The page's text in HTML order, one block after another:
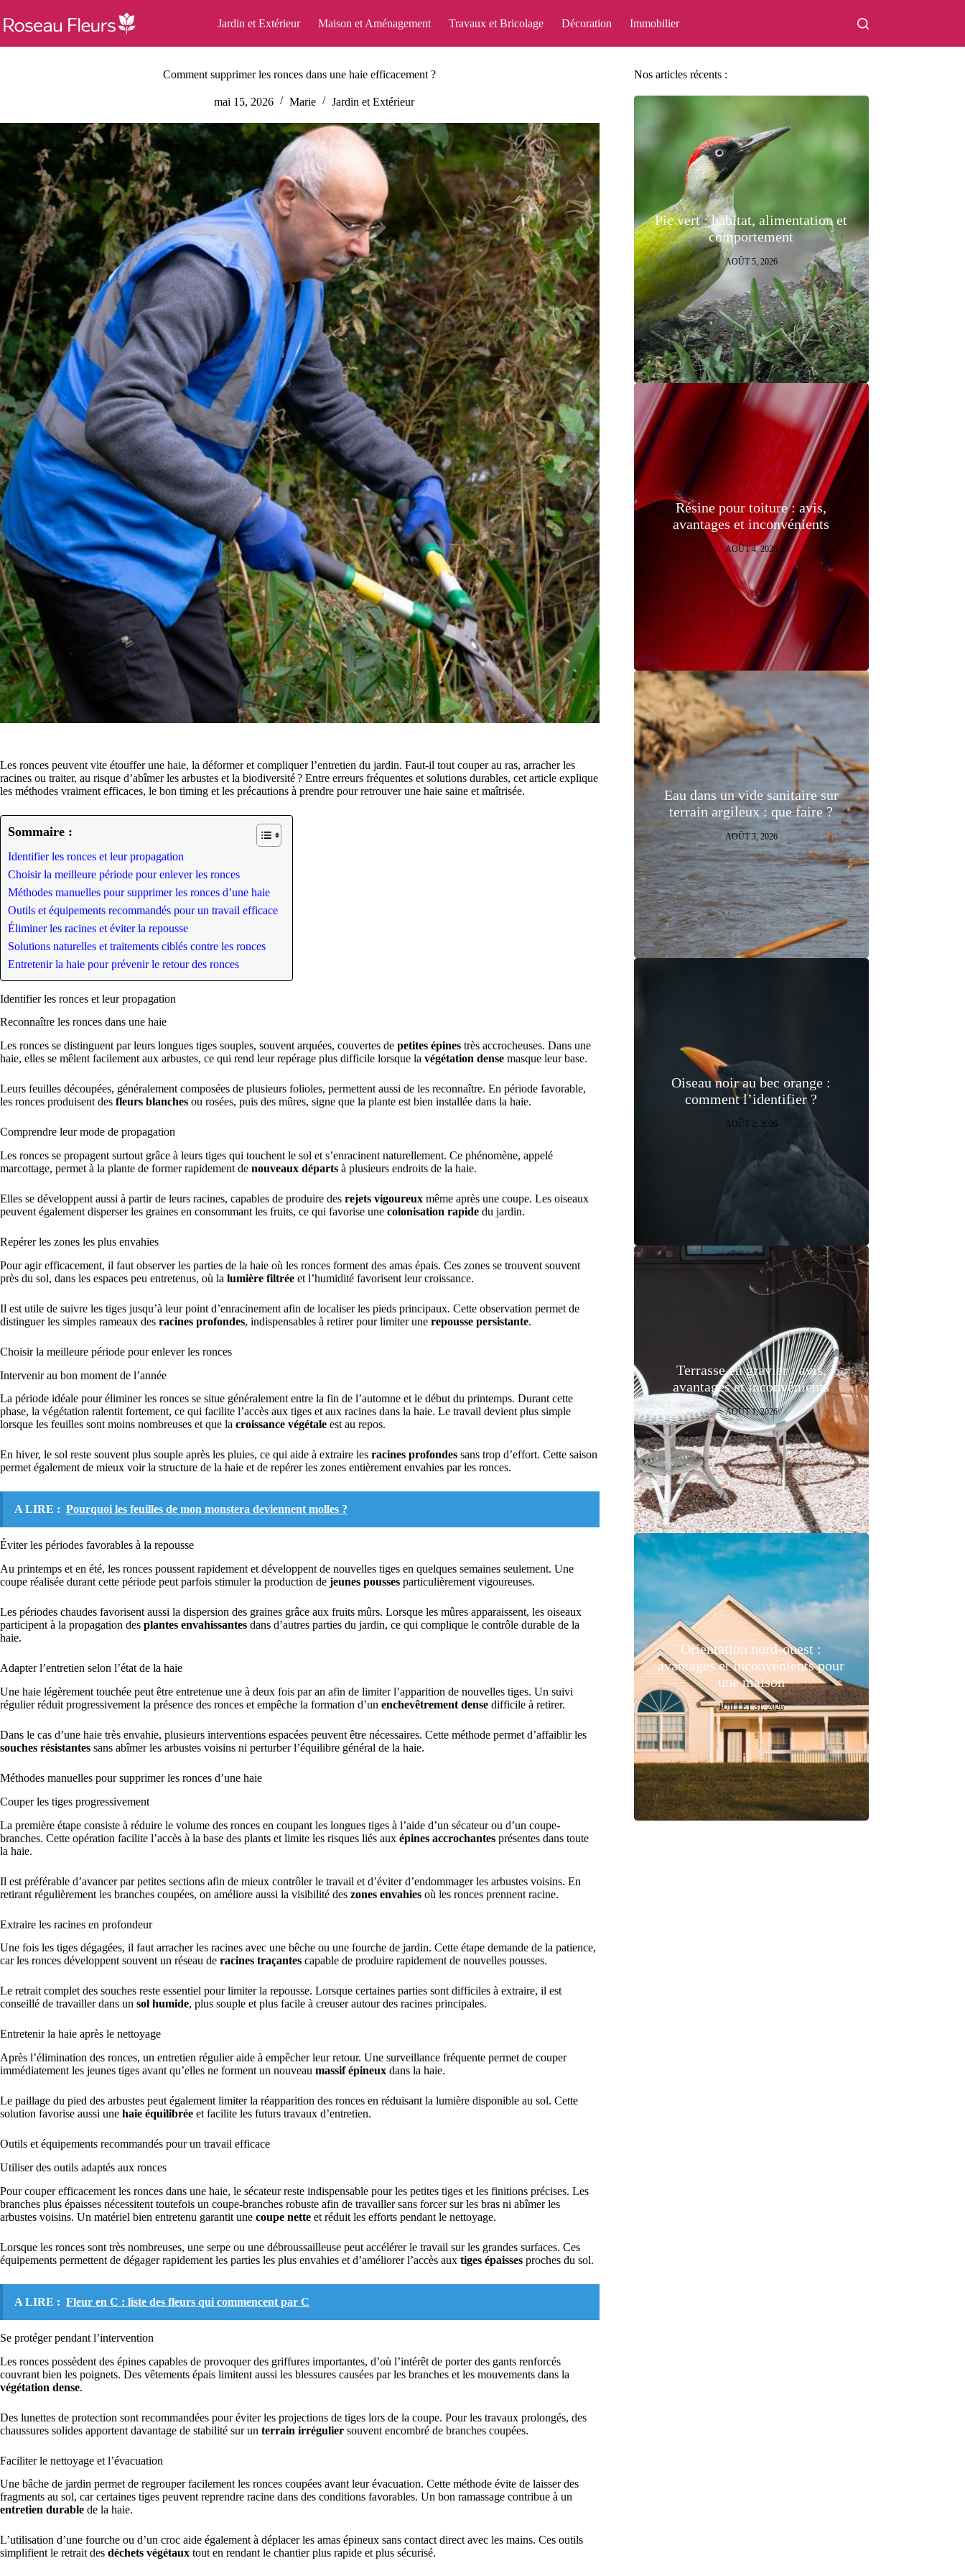
au
contenu
Jardin et Extérieur Maison et Aménagement Travaux et Bricolage Décoration Immobilier
Comment supprimer les ronces dans une haie efficacement ?
mai 15, 2026 Marie Jardin et Extérieur
Les ronces peuvent vite étouffer une haie, la déformer et compliquer l’entretien du jardin. Faut-il tout couper au ras, arracher les
racines ou traiter, au risque d’abîmer les arbustes et la biodiversité ? Entre erreurs fréquentes et solutions durables, cet article explique
les méthodes vraiment efficaces, le bon timing et les précautions à prendre pour retrouver une haie saine et maîtrisée.
Sommaire :
Identifier les ronces et leur propagation
Choisir la meilleure période pour enlever les ronces
Méthodes manuelles pour supprimer les ronces d’une haie
Outils et équipements recommandés pour un travail efficace
Éliminer les racines et éviter la repousse
Solutions naturelles et traitements ciblés contre les ronces
Entretenir la haie pour prévenir le retour des ronces
Identifier les ronces et leur propagation
Reconnaître les ronces dans une haie
Les ronces se distinguent par leurs longues tiges souples, souvent arquées, couvertes de petites épines très accrocheuses. Dans une
haie, elles se mêlent facilement aux arbustes, ce qui rend leur repérage plus difficile lorsque la végétation dense masque leur base.
Leurs feuilles découpées, généralement composées de plusieurs folioles, permettent aussi de les reconnaître. En période favorable,
les ronces produisent des fleurs blanches ou rosées, puis des mûres, signe que la plante est bien installée dans la haie.
Comprendre leur mode de propagation
Les ronces se propagent surtout grâce à leurs tiges qui touchent le sol et s’enracinent naturellement. Ce phénomène, appelé
marcottage, permet à la plante de former rapidement de nouveaux départs à plusieurs endroits de la haie.
Elles se développent aussi à partir de leurs racines, capables de produire des rejets vigoureux même après une coupe. Les oiseaux
peuvent également disperser les graines en consommant les fruits, ce qui favorise une colonisation rapide du jardin.
Repérer les zones les plus envahies
Pour agir efficacement, il faut observer les parties de la haie où les ronces forment des amas épais. Ces zones se trouvent souvent
près du sol, dans les espaces peu entretenus, où la lumière filtrée et l’humidité favorisent leur croissance.
Il est utile de suivre les tiges jusqu’à leur point d’enracinement afin de localiser les pieds principaux. Cette observation permet de
distinguer les simples rameaux des racines profondes, indispensables à retirer pour limiter une repousse persistante.
Choisir la meilleure période pour enlever les ronces
Intervenir au bon moment de l’année
La période idéale pour éliminer les ronces se situe généralement entre la fin de l’automne et le début du printemps. Durant cette
phase, la végétation ralentit fortement, ce qui facilite l’accès aux tiges et aux racines dans la haie. Le travail devient plus simple
lorsque les feuilles sont moins nombreuses et que la croissance végétale est au repos.
En hiver, le sol reste souvent plus souple après les pluies, ce qui aide à extraire les racines profondes sans trop d’effort. Cette saison
permet également de mieux voir la structure de la haie et de repérer les zones entièrement envahies par les ronces.
A LIRE : Pourquoi les feuilles de mon monstera deviennent molles ?
Éviter les périodes favorables à la repousse
Au printemps et en été, les ronces poussent rapidement et développent de nouvelles tiges en quelques semaines seulement. Une
coupe réalisée durant cette période peut parfois stimuler la production de jeunes pousses particulièrement vigoureuses.
Les périodes chaudes favorisent aussi la dispersion des graines grâce aux fruits mûrs. Lorsque les mûres apparaissent, les oiseaux
participent à la propagation des plantes envahissantes dans d’autres parties du jardin, ce qui complique le contrôle durable de la
haie.
Adapter l’entretien selon l’état de la haie
Une haie légèrement touchée peut être entretenue une à deux fois par an afin de limiter l’apparition de nouvelles tiges. Un suivi
régulier réduit progressivement la présence des ronces et empêche la formation d’un enchevêtrement dense difficile à retirer.
Dans le cas d’une haie très envahie, plusieurs interventions espacées peuvent être nécessaires. Cette méthode permet d’affaiblir les
souches résistantes sans abîmer les arbustes voisins ni perturber l’équilibre général de la haie.
Méthodes manuelles pour supprimer les ronces d’une haie
Couper les tiges progressivement
La première étape consiste à réduire le volume des ronces en coupant les longues tiges à l’aide d’un sécateur ou d’un coupe-
branches. Cette opération facilite l’accès à la base des plants et limite les risques liés aux épines accrochantes présentes dans toute
la haie.
Il est préférable d’avancer par petites sections afin de mieux contrôler le travail et d’éviter d’endommager les arbustes voisins. En
retirant régulièrement les branches coupées, on améliore aussi la visibilité des zones envahies où les ronces prennent racine.
Extraire les racines en profondeur
Une fois les tiges dégagées, il faut arracher les racines avec une bêche ou une fourche de jardin. Cette étape demande de la patience,
car les ronces développent souvent un réseau de racines traçantes capable de produire rapidement de nouvelles pousses.
Le retrait complet des souches reste essentiel pour limiter la repousse. Lorsque certaines parties sont difficiles à extraire, il est
conseillé de travailler dans un sol humide, plus souple et plus facile à creuser autour des racines principales.
Entretenir la haie après le nettoyage
Après l’élimination des ronces, un entretien régulier aide à empêcher leur retour. Une surveillance fréquente permet de couper
immédiatement les jeunes tiges avant qu’elles ne forment un nouveau massif épineux dans la haie.
Le paillage du pied des arbustes peut également limiter la réapparition des ronces en réduisant la lumière disponible au sol. Cette
solution favorise aussi une haie équilibrée et facilite les futurs travaux d’entretien.
Outils et équipements recommandés pour un travail efficace
Utiliser des outils adaptés aux ronces
Pour couper efficacement les ronces dans une haie, le sécateur reste indispensable pour les petites tiges et les finitions précises. Les
branches plus épaisses nécessitent toutefois un coupe-branches robuste afin de travailler sans forcer sur les bras ni abîmer les
arbustes voisins. Un matériel bien entretenu garantit une coupe nette et réduit les efforts pendant le nettoyage.
Lorsque les ronces sont très nombreuses, une serpe ou une débroussailleuse peut accélérer le travail sur les grandes surfaces. Ces
équipements permettent de dégager rapidement les parties les plus envahies et d’améliorer l’accès aux tiges épaisses proches du sol.
A LIRE : Fleur en C : liste des fleurs qui commencent par C
Se protéger pendant l’intervention
Les ronces possèdent des épines capables de provoquer des griffures importantes, d’où l’intérêt de porter des gants renforcés
couvrant bien les poignets. Des vêtements épais limitent aussi les blessures causées par les branches et les mouvements dans la
végétation dense.
Des lunettes de protection sont recommandées pour éviter les projections de tiges lors de la coupe. Pour les travaux prolongés, des
chaussures solides apportent davantage de stabilité sur un terrain irrégulier souvent encombré de branches coupées.
Faciliter le nettoyage et l’évacuation
Une bâche de jardin permet de regrouper facilement les ronces coupées avant leur évacuation. Cette méthode évite de laisser des
fragments au sol, car certaines tiges peuvent reprendre racine dans des conditions favorables. Un bon ramassage contribue à un
entretien durable de la haie.
L’utilisation d’une fourche ou d’un croc aide également à déplacer les amas épineux sans contact direct avec les mains. Ces outils
simplifient le retrait des déchets végétaux tout en rendant le chantier plus rapide et plus sécurisé.
Nos articles récents :
Pic vert : habitat, alimentation et
comportement
AOÛT 5, 2026
Résine pour toiture : avis,
avantages et inconvénients
AOÛT 4, 2026
Eau dans un vide sanitaire sur
terrain argileux : que faire ?
AOÛT 3, 2026
Oiseau noir au bec orange :
comment l’identifier ?
AOÛT 2, 2026
Terrasse en gravier : avis,
avantages et inconvénients
AOÛT 1, 2026
Orientation nord-ouest :
avantages et inconvénients pour
une maison
JUILLET 31, 2026